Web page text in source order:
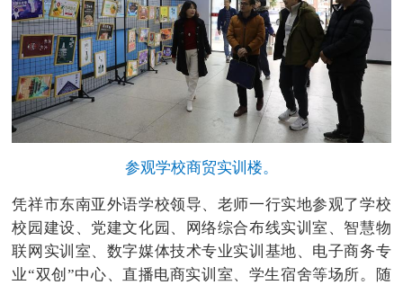
参观学校商贸实训楼。
凭祥市东南亚外语学校领导、老师一行实地参观了学校
校园建设、党建文化园、网络综合布线实训室、智慧物
联网实训室、数字媒体技术专业实训基地、电子商务专
业“双创”中心、直播电商实训室、学生宿舍等场所。随